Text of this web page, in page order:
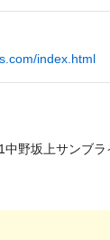
index.html
野坂上サンブ